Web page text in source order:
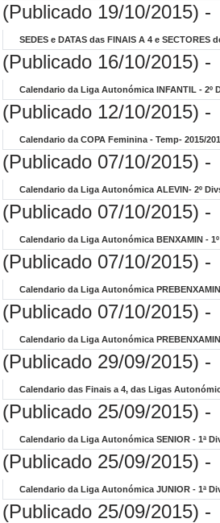
(Publicado 19/10/2015) -
SEDES e DATAS das FINAIS A 4 e SECTORES
(Publicado 16/10/2015) -
Calendario da Liga Autonómica INFANTIL - 2º
(Publicado 12/10/2015) -
Calendario da COPA Feminina - Temp- 2015/
(Publicado 07/10/2015) -
Calendario da Liga Autonómica ALEVIN- 2º
(Publicado 07/10/2015) -
Calendario da Liga Autonómica BENXAMIN -
(Publicado 07/10/2015) -
Calendario da Liga Autonómica
(Publicado 07/10/2015) -
Calendario da Liga Autonómica
(Publicado 29/09/2015) -
Calendario das Finais a 4, das Ligas
(Publicado 25/09/2015) -
Calendario da Liga Autonómica SENIOR - 1ª
(Publicado 25/09/2015) -
Calendario da Liga Autonómica JUNIOR - 1ª
(Publicado 25/09/2015) -